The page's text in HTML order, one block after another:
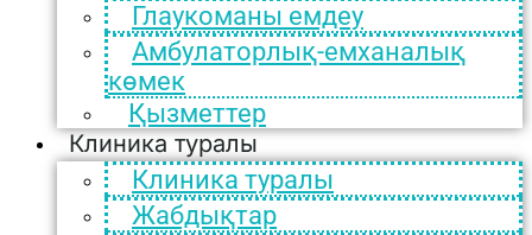
Глаукоманы емдеу
Амбулаторлық-емханалық
көмек
Қызметтер
Клиника туралы
Клиника туралы
Жабдықтар